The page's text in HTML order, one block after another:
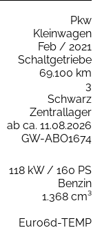
Pkw
Kleinwagen
Feb / 2021
Schaltgetriebe
69.100 km
3
Schwarz
Zentrallager
ab ca. 11.08.2026
GW-ABO1674
118 kW / 160 PS
Benzin
1.368 cm³
Euro6d-TEMP